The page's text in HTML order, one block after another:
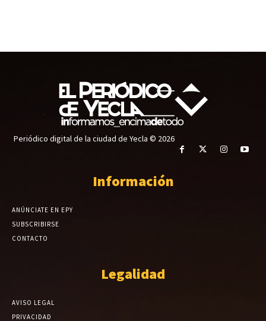
Periódico digital de la ciudad de Yecla © 2026
Información
ANÚNCIATE EN EPY
SUBSCRIBIRSE
CONTACTO
Legalidad
AVISO LEGAL
PRIVACIDAD